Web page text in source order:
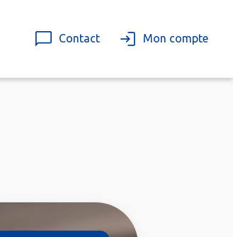
Contact Mon compte